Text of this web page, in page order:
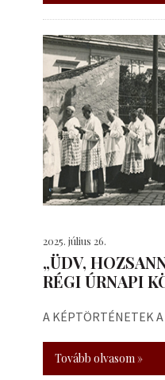
2025. július 26.
„ÜDV,
RÉGI ÚRNAPI
A KÉPTÖRTÉNETEK
Tovább olvasom »